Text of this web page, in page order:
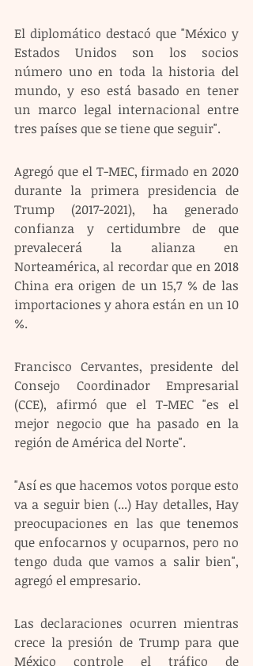
El diplomático destacó que "México y
Estados Unidos son los socios
número uno en toda la historia del
mundo, y eso está basado en tener
un marco legal internacional entre
tres países que se tiene que seguir".
Agregó que el T-MEC, firmado en 2020
durante la primera presidencia de
Trump (2017-2021), ha generado
confianza y certidumbre de que
prevalecerá la alianza en
Norteamérica, al recordar que en 2018
China era origen de un 15,7 % de las
importaciones y ahora están en un 10
%.
Francisco Cervantes, presidente del
Consejo Coordinador Empresarial
(CCE), afirmó que el T-MEC "es el
mejor negocio que ha pasado en la
región de América del Norte".
"Así es que hacemos votos porque esto
va a seguir bien (...) Hay detalles, Hay
preocupaciones en las que tenemos
que enfocarnos y ocuparnos, pero no
tengo duda que vamos a salir bien",
agregó el empresario.
Las declaraciones ocurren mientras
crece la presión de Trump para que
México controle el tráfico de